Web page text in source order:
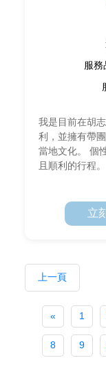
服
我是目前在胡
利，並擁有帶
當地文化。 個
且順利的行程。
立
上一頁
« 1
8 9